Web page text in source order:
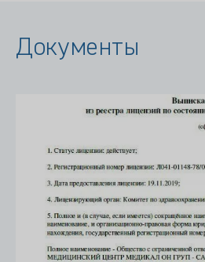
Документы